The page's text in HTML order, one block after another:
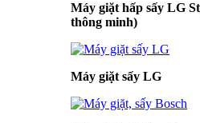
Máy giặt hấp sấy LG
thông minh)
Máy giặt sấy LG